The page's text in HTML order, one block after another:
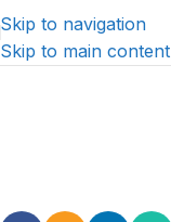
Skip to navigation
Skip to main content